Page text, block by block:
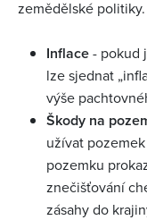
zemědělské politiky.
Inflace- pokud
lze sjednat
výše
Škody na
užívat
pozemku
znečišťování
zásahy do